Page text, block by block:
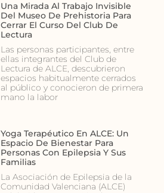
Una Mirada Al Trabajo Invisible
Del Museo De Prehistoria Para
Cerrar El Curso Del Club De
Lectura
Las personas participantes, entre
ellas integrantes del Club de
Lectura de ALCE, descubrieron
espacios habitualmente cerrados
al público y conocieron de primera
mano la labor
Yoga Terapéutico En ALCE: Un
Espacio De Bienestar Para
Personas Con Epilepsia Y Sus
Familias
La Asociación de Epilepsia de la
Comunidad Valenciana (ALCE)